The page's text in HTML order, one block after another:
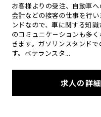
お客様よりの受注、自動車
会計などの接客の仕事を行
ンドなので、車に関する知
のコミュニケ－ションも多
きます。ガソリンスタンド
す。ベテランスタ...
求人の詳